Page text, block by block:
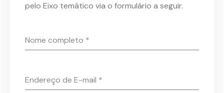
pelo Eixo temático via o formulário a seguir.
Nome completo *
Endereço de E-mail *